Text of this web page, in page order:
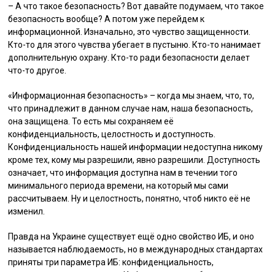
– А что такое безопасность? Вот давайте подумаем, что такое
безопасность вообще? А потом уже перейдем к
информационной. Изначально, это чувство защищенности.
Кто-то для этого чувства убегает в пустыню. Кто-то нанимает
дополнительную охрану. Кто-то ради безопасности делает
что-то другое.
«Информационная безопасность» – когда мы знаем, что, то,
что принадлежит в данном случае нам, наша безопасность,
она защищена. То есть мы сохраняем её
конфиденциальность, целостность и доступность.
Конфиденциальность нашей информации недоступна никому
кроме тех, кому мы разрешили, явно разрешили. Доступность
означает, что информация доступна нам в течении того
минимального периода времени, на который мы сами
рассчитываем. Ну и целостность, понятно, чтоб никто её не
изменил.
Правда на Украине существует ещё одно свойство ИБ, и оно
называется наблюдаемость, но в международных стандартах
приняты три параметра ИБ: конфиденциальность,